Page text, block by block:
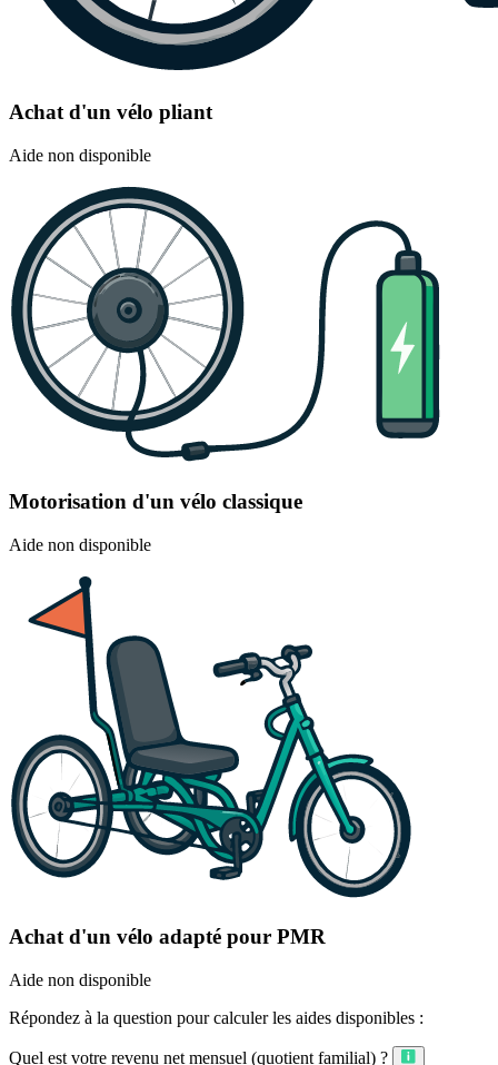
Achat d'un vélo pliant
Aide non disponible
Motorisation d'un vélo classique
Aide non disponible
Achat d'un vélo adapté pour PMR
Aide non disponible
Répondez à la question pour calculer les aides disponibles :
Quel est votre revenu net mensuel (quotient familial) ?